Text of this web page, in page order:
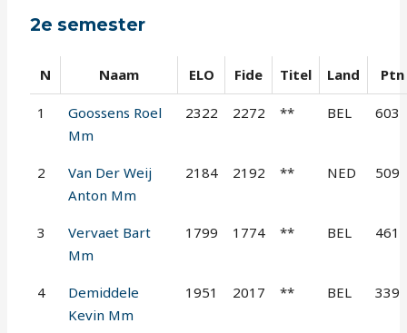
2e semester
N Naam ELO Fide Titel Land Ptn
1
Goossens Roel
Mm
2322 2272 ** BEL 603
2
Van Der Weij
Anton Mm
2184 2192 ** NED 509
3
Vervaet Bart
Mm
1799 1774 ** BEL 461
4
Demiddele
Kevin Mm
1951 2017 ** BEL 339